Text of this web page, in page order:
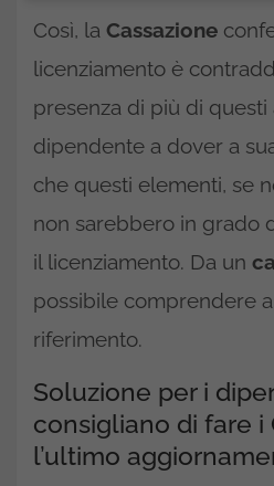
Così, la Cassazione
licenziamento è
presenza di più di questi
dipendente a dover a
che questi elementi, se
non sarebbero in grado
il licenziamento. Da un
possibile comprendere
riferimento.
Soluzione per i
consigliano di fare i
l’ultimo